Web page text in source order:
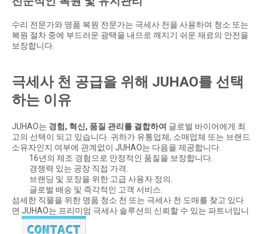
수리 전문가와 명품 복원 전문가는 극세사 천을 사용하여 청소 또는
복원 절차 중에 부드러운 광택을 내므로 깨지기 쉬운 재료의 안전을
보장합니다.
극세사 천 공급을 위해 JUHAO를 선택
하는 이유
JUHAO는 경험, 혁신, 품질 관리를 결합하여 글로벌 바이어에게 최
고의 선택이 되고 있습니다. 귀하가 유통업체, 소매업체 또는 브랜드
소유자인지 여부에 관계없이 JUHAO는 다음을 제공합니다.
16년의 제조 경험으로 안정적인 품질을 보장합니다.
경쟁력 있는 공장 직접 가격.
브랜딩 및 포장을 위한 고급 사용자 정의.
글로벌 배송 및 즉각적인 고객 서비스.
섬세한 직물을 위한 명품 청소 천 또는 극세사 천 도매를 찾고 있다
면 JUHAO는 프리미엄 극세사 솔루션의 신뢰할 수 있는 파트너입니